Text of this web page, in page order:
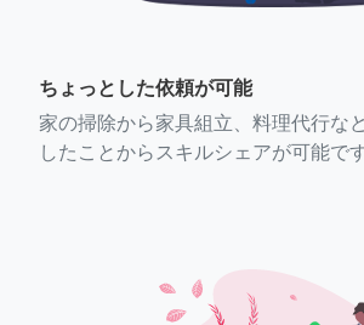
ちょっとした依頼が可能
家の掃除から家具組立、料理代行な
したことからスキルシェアが可能です